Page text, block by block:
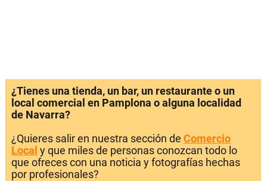
¿Tienes una tienda, un bar, un restaurante o un
local comercial en Pamplona o alguna localidad
de Navarra?
¿Quieres salir en nuestra sección de Comercio
Local y que miles de personas conozcan todo lo
que ofreces con una noticia y fotografías hechas
por profesionales?